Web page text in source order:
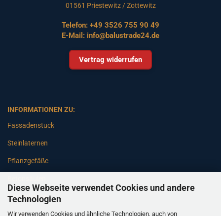
Diese Webseite verwendet Cookies und andere
Technologien
Wir verwenden Cookies und ähnliche Technologien, auch von
01561 Priestewitz / Zottewitz
Telefon: +49 3526 755 90 49
E-Mail: info@balustrade24.de
Vertrag widerrufen
INFORMATIONEN ZU:
Fassadenstuck
Steinlaternen
Pflanzgefäße
Gartenbänke
Pfeiler